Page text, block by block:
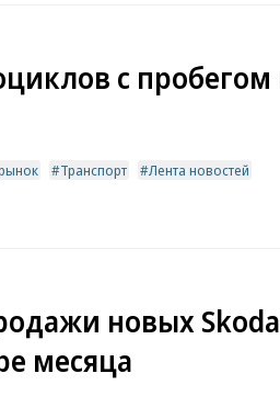
с пробегом
Транспорт Лента новостей
новых
месяца